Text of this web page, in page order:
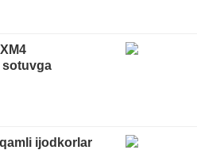
ijodkorlar